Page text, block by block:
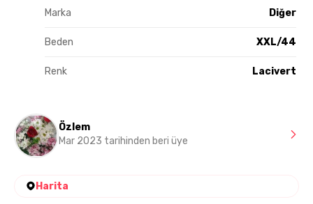
Marka Diğer
Beden XXL/44
Renk Lacivert
Özlem
Mar 2023 tarihinden beri üye
Harita